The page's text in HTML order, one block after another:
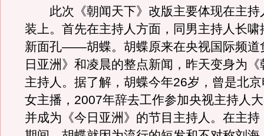
此次《朝闻天下》改版主要体现在主持
装上。首先在主持人方面，同男主持人长啸
新面孔——胡蝶。胡蝶原来在央视国际频道
日亚洲》和凌晨的整点新闻，昨天变身为
主持人。据了解，胡蝶今年26岁，曾是北
女主播，2007年辞去工作参加央视主持人
并成为《今日亚洲》的节目主持人。在主持